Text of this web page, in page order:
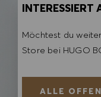
INTERESSIERT
Möchtest du
Store bei HUGO
ALLE